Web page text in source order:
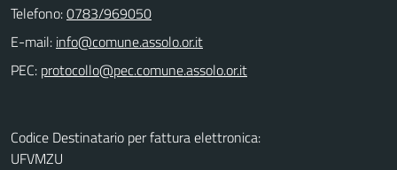
Telefono:0783/969050
E-mail:
PEC:
Codice Destinatario per fattura elettronica:
UFVMZU